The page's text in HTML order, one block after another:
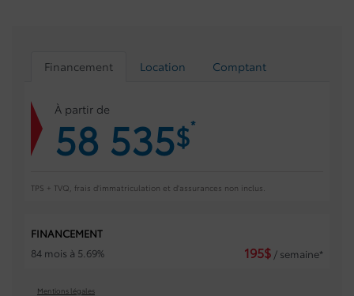
Financement Location Comptant
À partir de
58 535$*
TPS + TVQ, frais d'immatriculation et d'assurances non inclus.
FINANCEMENT
84 mois à 5.69%
195$ / semaine*
Mentions légales